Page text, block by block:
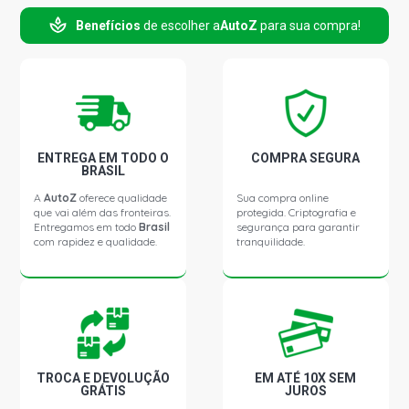
C3 GLX HATCH 1.6 16V TU5JP4 FLEX (2002 - 2012)
C3 EXCLUSIVE HATCH 1.6 16V TU5JP4 GASOLINA (2003
- 2011)
C3 GLX HATCH 1.6 16V TU5JP4 GASOLINA (2002 - 2010)
Benefícios de escolher aAutoZ para sua compra!
ENTREGA EM TODO O
BRASIL
AAutoZ oferece qualidade
que vai além das fronteiras.
Entregamos em todoBrasil
com rapidez e qualidade.
COMPRA SEGURA
Sua compra online
protegida. Criptografia e
segurança para garantir
tranquilidade.
TROCA E DEVOLUÇÃO
GRÁTIS
EM ATÉ 10X SEM
JUROS